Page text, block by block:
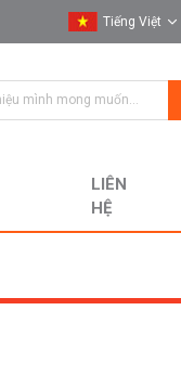
Tiếng Việt
English
LIÊN
HỆ